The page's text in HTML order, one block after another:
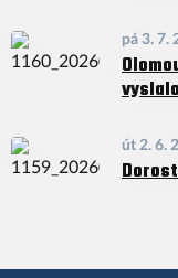
pá 3. 7.
út 2. 6.